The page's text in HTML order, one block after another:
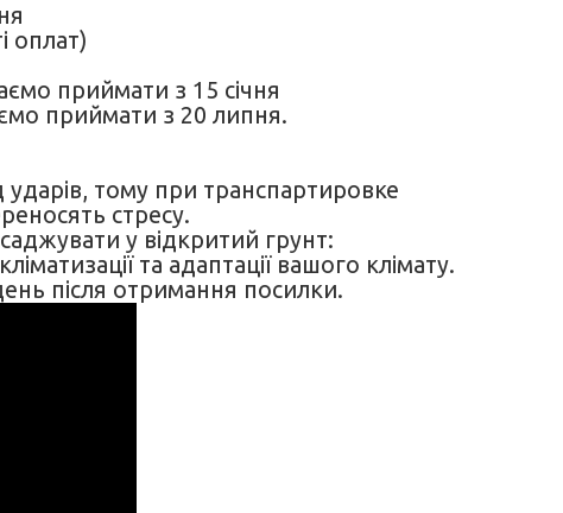
оплат)
приймати з 15 січня
приймати з 20 липня.
тому при транспартировке
стресу.
у відкритий грунт:
та адаптації вашого клімату.
після отримання посилки.